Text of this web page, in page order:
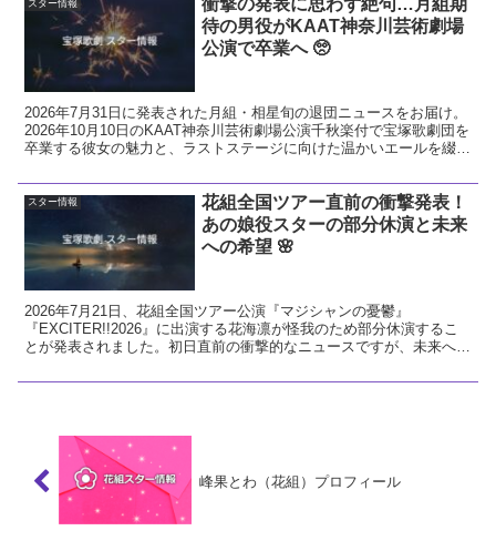
スター情報
待の男役がKAAT神奈川芸術劇場
公演で卒業へ 🥺
2026年7月31日に発表された月組・相星旬の退団ニュースをお届け。
2026年10月10日のKAAT神奈川芸術劇場公演千秋楽付で宝塚歌劇団を
卒業する彼女の魅力と、ラストステージに向けた温かいエールを綴り
スター情報
花組全国ツアー直前の衝撃発表！
あの娘役スターの部分休演と未来
への希望 🌸
2026年7月21日、花組全国ツアー公演『マジシャンの憂鬱』
『EXCITER!!2026』に出演する花海凛が怪我のため部分休演するこ
とが発表されました。初日直前の衝撃的なニュースですが、未来への
送ります。
峰果とわ（花組）プロフィール